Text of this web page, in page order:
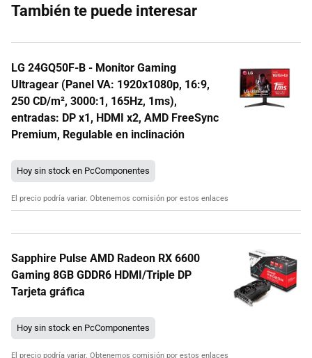
También te puede interesar
LG 24GQ50F-B - Monitor Gaming
Ultragear (Panel VA: 1920x1080p, 16:9,
250 CD/m², 3000:1, 165Hz, 1ms),
entradas: DP x1, HDMI x2, AMD FreeSync
Premium, Regulable en inclinación
Hoy sin stock en PcComponentes
El precio podría variar. Obtenemos comisión por estos enlaces
Sapphire Pulse AMD Radeon RX 6600
Gaming 8GB GDDR6 HDMI/Triple DP
Tarjeta gráfica
Hoy sin stock en PcComponentes
El precio podría variar. Obtenemos comisión por estos enlaces